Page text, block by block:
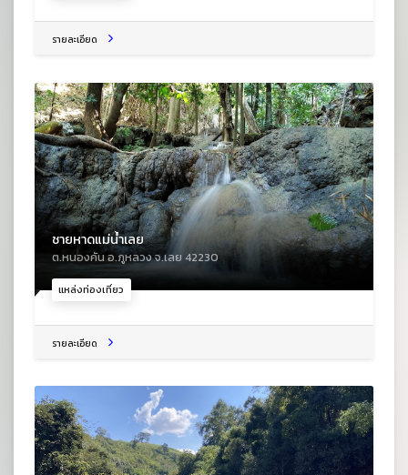
รายละเอียด
แหล่งท่องเที่ยว
ชายหาดแม่น้ำเลย
ต.หนองคัน อ.ภูหลวง จ.เลย 42230
รายละเอียด